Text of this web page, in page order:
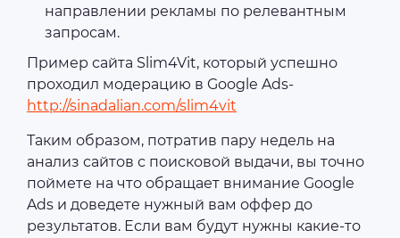
направлении рекламы по релевантным
запросам.
Пример сайта Slim4Vit, который успешно
проходил модерацию в Google Ads-
http://sinadalian.com/slim4vit
Таким образом, потратив пару недель на
анализ сайтов с поисковой выдачи, вы точно
поймете на что обращает внимание Google
Ads и доведете нужный вам оффер до
результатов. Если вам будут нужны какие-то